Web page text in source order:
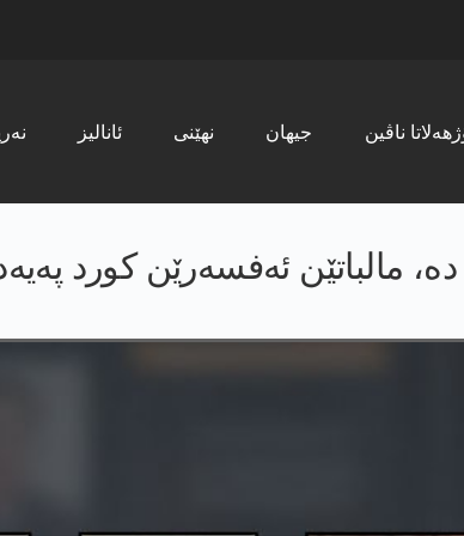
ئانالیز نھێنی جیھان ناڤین
مالباتێن ئەفسەرێن کورد